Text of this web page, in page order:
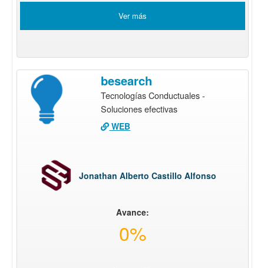
Ver más
besearch
Tecnologías Conductuales -
Soluciones efectivas
WEB
Jonathan Alberto Castillo Alfonso
Avance:
0%